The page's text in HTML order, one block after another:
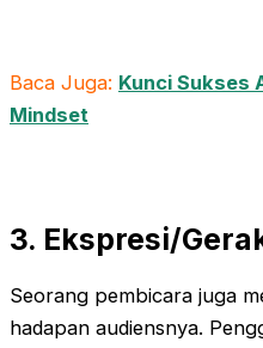
Baca Juga: Kunci Sukses
Mindset
3. Ekspresi/
Seorang pembicara juga
hadapan audiensnya.